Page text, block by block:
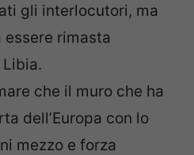
gli interlocutori, ma
essere rimasta
che il muro che ha
dell’Europa con lo
mezzo e forza